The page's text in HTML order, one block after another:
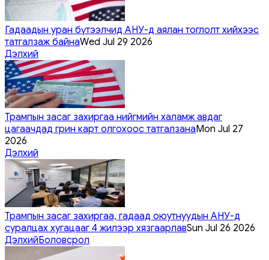
Гадаадын уран бүтээлчид АНУ-д аялан тоглолт хийхээс
татгалзаж байнаWed Jul 29 2026
Дэлхий
Трампын засаг захиргаа нийгмийн халамж авдаг
цагаачдад грин карт олгохоос татгалзанаMon Jul 27
2026
Дэлхий
Трампын засаг захиргаа, гадаад оюутнуудын АНУ-д
суралцах хугацааг 4 жилээр хязгаарлавSun Jul 26 2026
ДэлхийБоловсрол